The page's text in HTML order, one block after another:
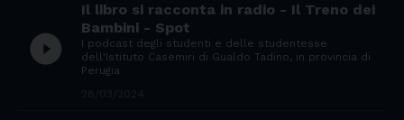
play_circle_filled
Il libro si racconta in radio - Il Treno dei
Bambini - Spot
I podcast degli studenti e delle studentesse
dell'Istituto Casemiri di Gualdo Tadino, in provincia di
Perugia